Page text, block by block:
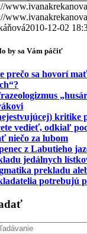
2010-12-02
by sa Vám páčiť
prečo sa hovorí
kritike
vedieť, odkiaľ
niečo za lubom
z Labutieho
jedálnych
prekladu
potrebujú